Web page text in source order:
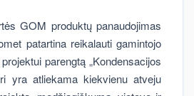
GOM produktų panaudojimas
patartina reikalauti gamintojo
parengtą „Kondensacijos
yra atliekama kiekvienu atveju